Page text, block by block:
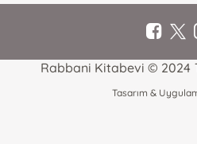
Rabbani Kitabevi © 2024
Tasarım &